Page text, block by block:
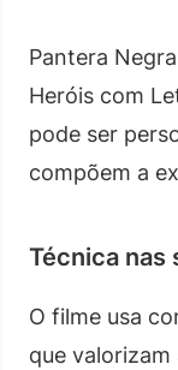
Pantera
Heróis com
pode ser
compõem a
Técnica nas
O filme usa
que